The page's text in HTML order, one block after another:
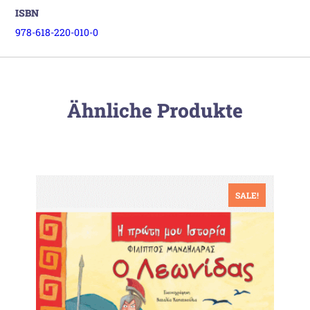
ISBN
978-618-220-010-0
Ähnliche Produkte
SALE!